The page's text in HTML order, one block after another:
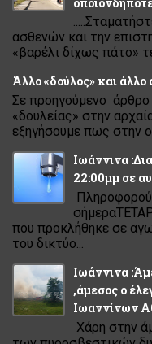
ασθενών και την
«βαρέλι δίχως πάτο»
Άλλο «δούλος» και
Σε προηγούμενο
«δουλείας» στην
εξηγήσουμε πως στην
Ιωάννινα
22:00μμ σε
που προκλήθηκε σε
του δικτύο...
Ιωάννινα
,άμεσος ο
Ιωαννίνων
Χάρη στην